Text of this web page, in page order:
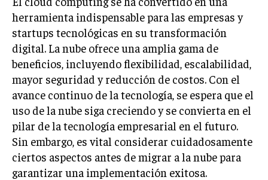
ÉTICA EMPRESARIAL Y RESPONSABILIDAD
SOCIAL
BLOG
Acerca de Últimas entradas
Silvia Delgado
Soy Silvia Delgado, experta en comercio
electrónico. Me fascina observar cómo la
tecnología ha transformado la forma en que
herramienta indispensable para las empresas y
startups tecnológicas en su transformación
digital. La nube ofrece una amplia gama de
beneficios, incluyendo flexibilidad, escalabilidad,
mayor seguridad y reducción de costos. Con el
avance continuo de la tecnología, se espera que el
uso de la nube siga creciendo y se convierta en el
pilar de la tecnología empresarial en el futuro.
Sin embargo, es vital considerar cuidadosamente
ciertos aspectos antes de migrar a la nube para
garantizar una implementación exitosa.